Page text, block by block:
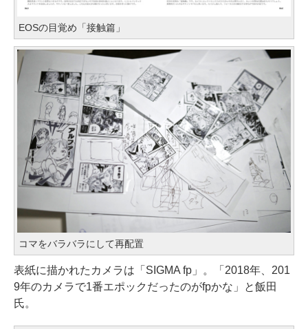
EOSの目覚め「接触篇」
コマをバラバラにして再配置
表紙に描かれたカメラは「SIGMA fp」。「2018年、201
9年のカメラで1番エポックだったのがfpかな」と飯田
氏。